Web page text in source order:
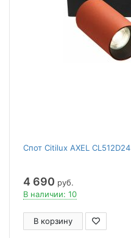
Спот Citilux AXEL CL512D24
4 690 руб.
В наличии: 10
В корзину